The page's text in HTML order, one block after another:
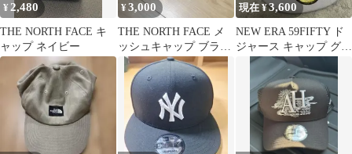
¥ 2,480
THE NORTH FACE キ
ャップ ネイビー
¥3,000
THE NORTH FACE メ
ッシュキャップ ブラッ
ク
現在 ¥3,600
NEW ERA 59FIFTY ド
ジャース キャップ グレ
ー 7 3/8